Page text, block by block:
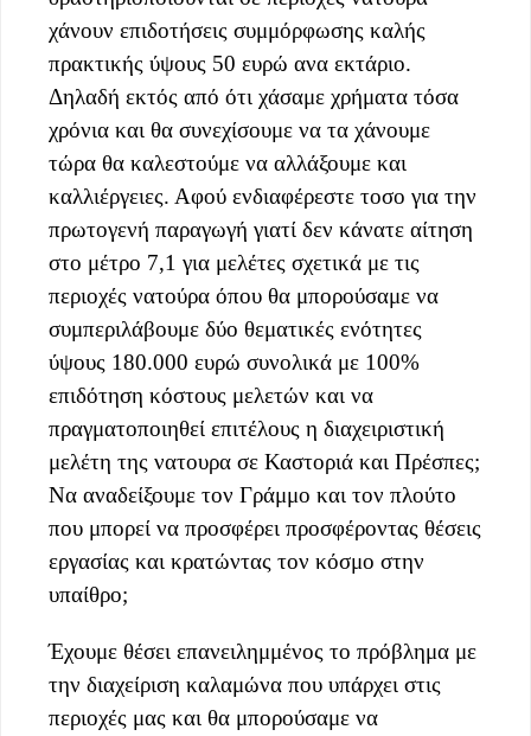
χάνουν επιδοτήσεις συμμόρφωσης καλής
πρακτικής ύψους 50 ευρώ ανα εκτάριο.
Δηλαδή εκτός από ότι χάσαμε χρήματα τόσα
χρόνια και θα συνεχίσουμε να τα χάνουμε
τώρα θα καλεστούμε να αλλάξουμε και
καλλιέργειες. Αφού ενδιαφέρεστε τοσο για την
πρωτογενή παραγωγή γιατί δεν κάνατε αίτηση
στο μέτρο 7,1 για μελέτες σχετικά με τις
περιοχές νατούρα όπου θα μπορούσαμε να
συμπεριλάβουμε δύο θεματικές ενότητες
ύψους 180.000 ευρώ συνολικά με 100%
επιδότηση κόστους μελετών και να
πραγματοποιηθεί επιτέλους η διαχειριστική
μελέτη της νατουρα σε Καστοριά και Πρέσπες;
Να αναδείξουμε τον Γράμμο και τον πλούτο
που μπορεί να προσφέρει προσφέροντας θέσεις
εργασίας και κρατώντας τον κόσμο στην
υπαίθρο;
Έχουμε θέσει επανειλημμένος το πρόβλημα με
την διαχείριση καλαμώνα που υπάρχει στις
περιοχές μας και θα μπορούσαμε να